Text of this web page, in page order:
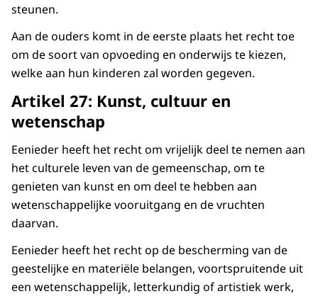
steunen.
Aan de ouders komt in de eerste plaats het recht toe
om de soort van opvoeding en onderwijs te kiezen,
welke aan hun kinderen zal worden gegeven.
Artikel 27: Kunst, cultuur en
wetenschap
Eenieder heeft het recht om vrijelijk deel te nemen aan
het culturele leven van de gemeenschap, om te
genieten van kunst en om deel te hebben aan
wetenschappelijke vooruitgang en de vruchten
daarvan.
Eenieder heeft het recht op de bescherming van de
geestelijke en materiële belangen, voortspruitende uit
een wetenschappelijk, letterkundig of artistiek werk,